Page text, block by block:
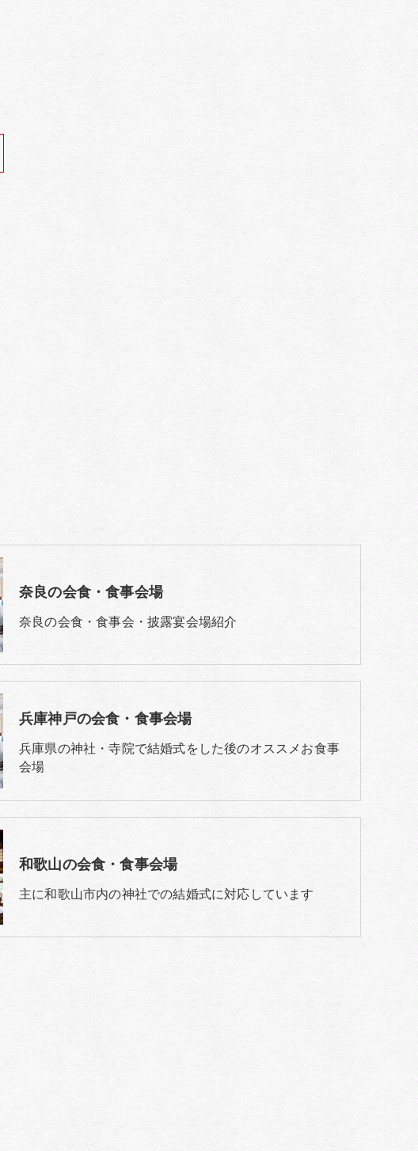
奈良の会食・食事会場
奈良の会食・食事会・披露宴会場紹介
兵庫神戸の会食・食事会場
兵庫県の神社・寺院で結婚式をした後のオススメお食事
会場
和歌山の会食・食事会場
主に和歌山市内の神社での結婚式に対応しています